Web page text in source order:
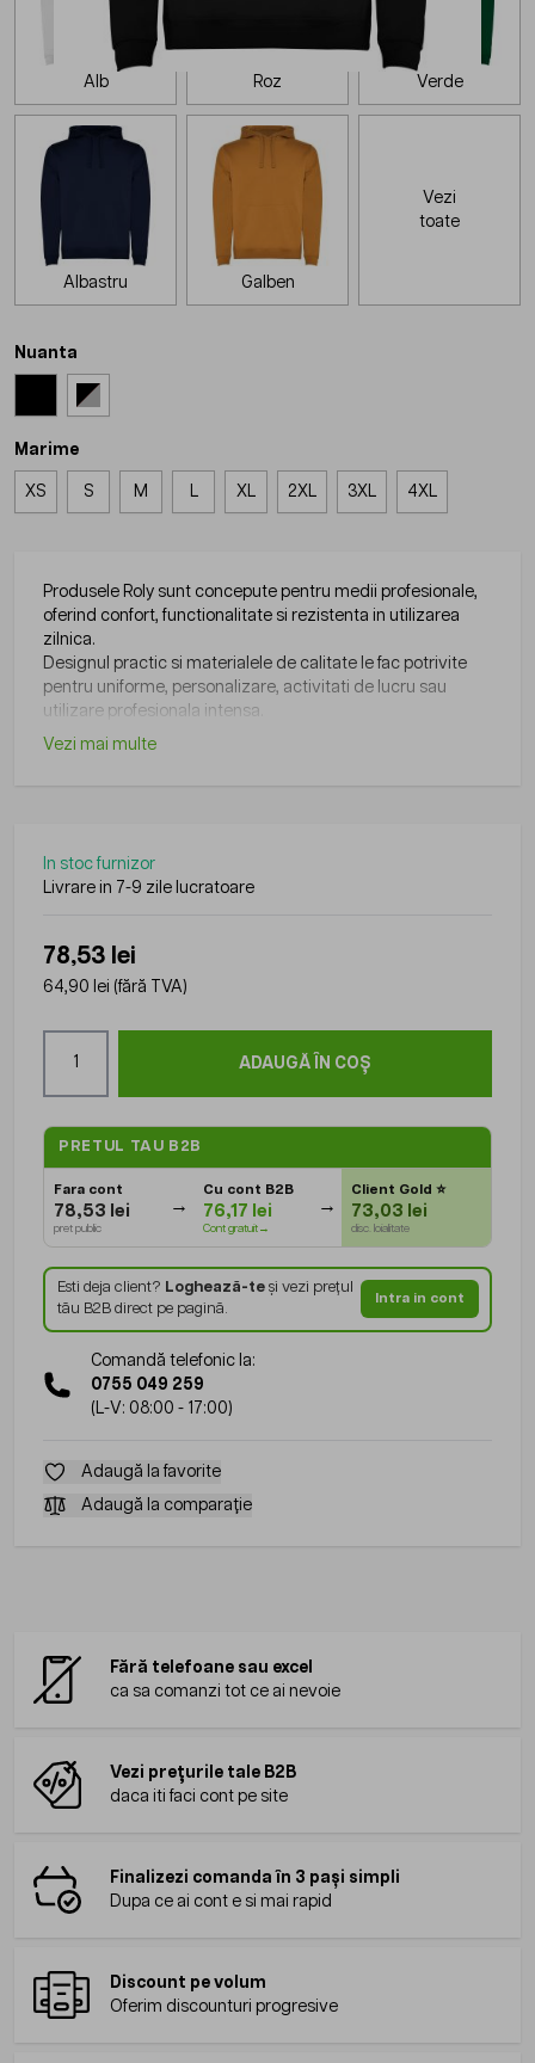
Alb Roz Verde
Albastru Galben
Vezi
toate
Nuanta
Marime
XS S M XL 2XL 3XL 4XL
Produsele Roly sunt concepute pentru medii profesionale,
oferind confort, functionalitate si rezistenta in utilizarea
zilnica.
Designul practic si materialele de calitate le fac potrivite
pentru uniforme, personalizare, activitati de lucru sau
utilizare profesionala intensa.
Vezi mai multe
In stoc furnizor
Livrare in 7-9 zile lucratoare
78,53 lei
64,90 lei (fără TVA)
ADAUGĂ ÎN COȘ
PRETUL TAU B2B
Fara cont
78,53 lei
pret public
Cu cont B2B
76,17 lei
Cont gratuit→
Client Gold⭐
73,03 lei
disc. loialitate
Esti deja client? Loghează-teși vezi prețul
tău B2B direct pe pagină.
Intra in cont
Comandă telefonic la:
0755 049 259
(L-V: 08:00 - 17:00)
Adaugă la favorite
Adaugă la comparație
Fără telefoane sau excel
ca sa comanzi tot ce ai nevoie
Vezi prețurile tale B2B
daca iti faci cont pe site
Finalizezi comanda în 3 pași simpli
Dupa ce ai cont e si mai rapid
Discount pe volum
Oferim discounturi progresive